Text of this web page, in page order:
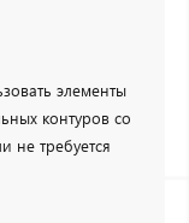
элементы
контуров со
не требуется